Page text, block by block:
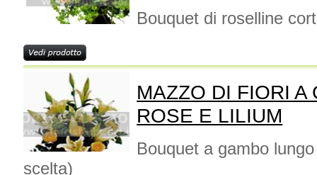
Bouquet di roselline
MAZZO DI FIORI A
ROSE E LILIUM
Bouquet a gambo
scelta)